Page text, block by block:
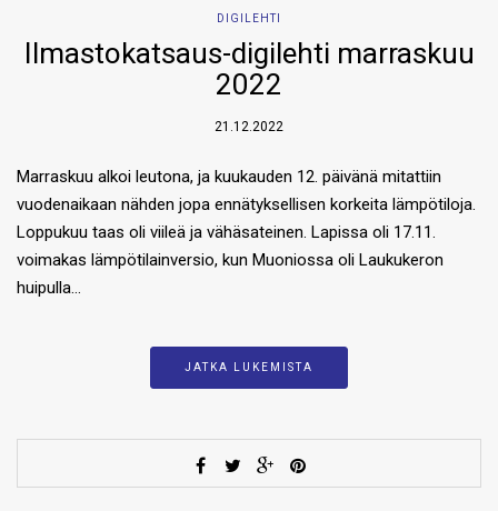
DIGILEHTI
Ilmastokatsaus-digilehti marraskuu
2022
21.12.2022
Marraskuu alkoi leutona, ja kuukauden 12. päivänä mitattiin
vuodenaikaan nähden jopa ennätyksellisen korkeita lämpötiloja.
Loppukuu taas oli viileä ja vähäsateinen. Lapissa oli 17.11.
voimakas lämpötilainversio, kun Muoniossa oli Laukukeron
huipulla…
JATKA LUKEMISTA